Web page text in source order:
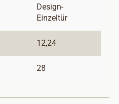
Design-
Einzeltür
12,24
28